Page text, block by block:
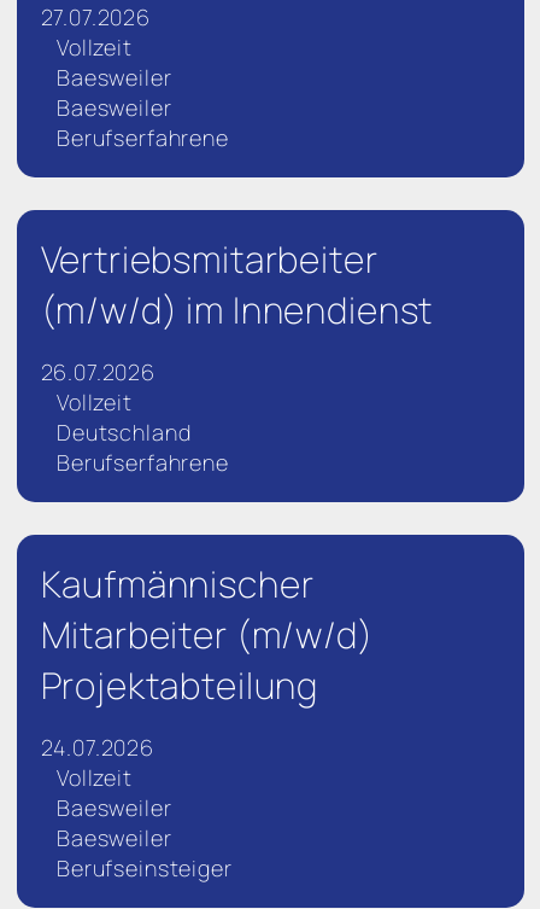
27.07.2026
Vollzeit
Baesweiler
Baesweiler
Berufserfahrene
Vertriebsmitarbeiter
(m/w/d) im Innendienst
26.07.2026
Vollzeit
Deutschland
Berufserfahrene
Kaufmännischer
Mitarbeiter (m/w/d)
Projektabteilung
24.07.2026
Vollzeit
Baesweiler
Baesweiler
Berufseinsteiger